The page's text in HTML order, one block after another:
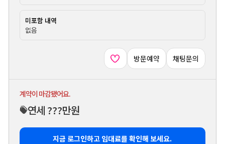
미포함 내역
없음
방문예약 채팅문의
계약이 마감됐어요.
연세 ???만원
지금 로그인하고 임대료를 확인해 보세요.